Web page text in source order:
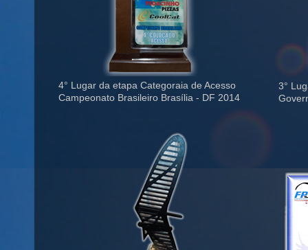
4° Lugar da etapa Categoraia de Acesso
Campeonato Brasileiro Brasília - DF 2014
3°